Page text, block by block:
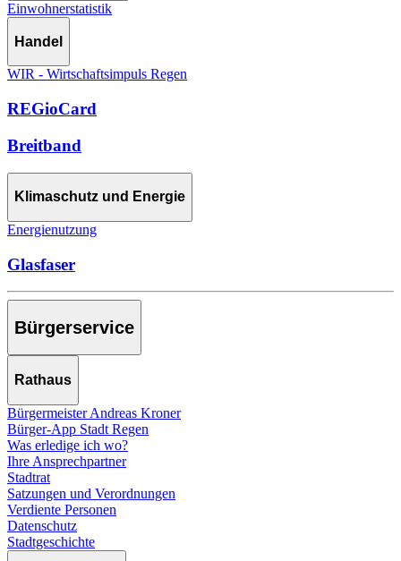
Einwohnerstatistik
Handel
WIR - Wirtschaftsimpuls Regen
REGioCard
Breitband
Klimaschutz und Energie
Energienutzung
Glasfaser
Bürgerservice
Rathaus
Bürgermeister Andreas Kroner
Bürger-App Stadt Regen
Was erledige ich wo?
Ihre Ansprechpartner
Stadtrat
Satzungen und Verordnungen
Verdiente Personen
Datenschutz
Stadtgeschichte